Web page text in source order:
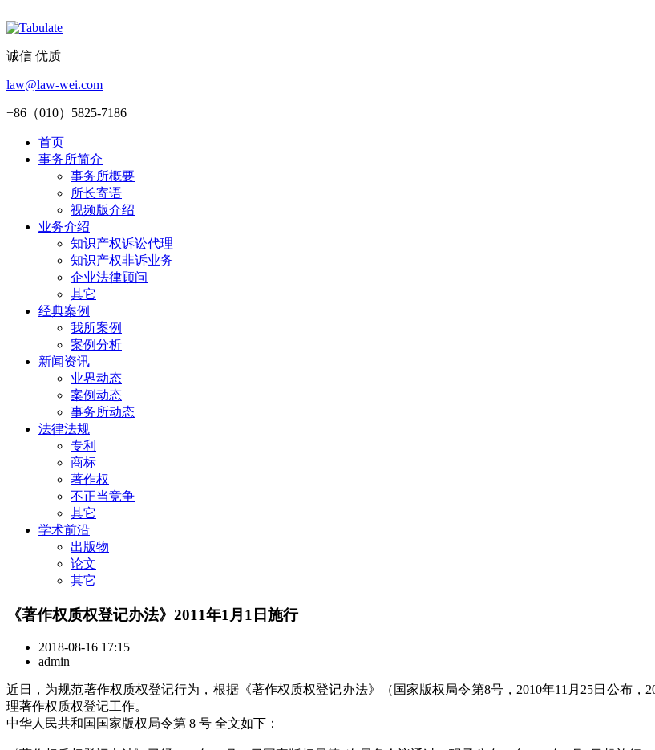
诚信 优质
law@law-wei.com
+86（010）5825-7186
首页
事务所简介
事务所概要
所长寄语
视频版介绍
业务介绍
知识产权诉讼代理
知识产权非诉业务
企业法律顾问
其它
经典案例
我所案例
案例分析
新闻资讯
业界动态
案例动态
事务所动态
法律法规
专利
商标
著作权
不正当竞争
其它
学术前沿
出版物
论文
其它
《著作权质权登记办法》2011年1月1日施行
2018-08-16 17:15
admin
近日，为规范著作权质权登记行为，根据《著作权质权登记办法》（国家版权局令第8号，2010年11月25日公布
理著作权质权登记工作。
中华人民共和国国家版权局令第 8 号 全文如下：